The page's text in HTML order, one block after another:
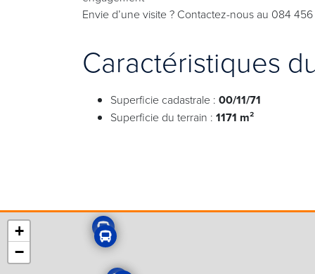
Envie d’une visite ? Contactez-nous au 084
Caractéristiques
Superficie cadastrale : 00/11/71
Superficie du terrain : 1171 m²
+
−